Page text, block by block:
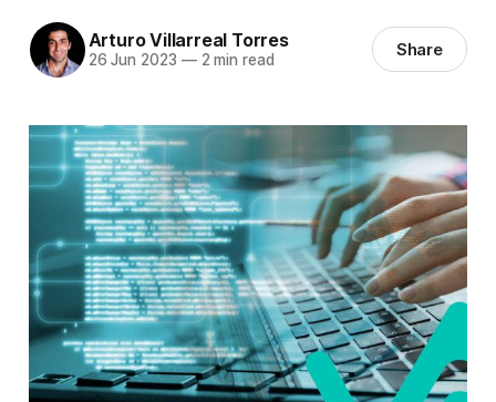
Arturo Villarreal Torres
26 Jun 2023 —2 min read Share